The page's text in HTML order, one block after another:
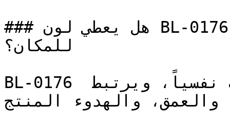
### هل يعطي لون BL-0176 إحساساً بالدفء أم البرودة
للمكان؟
BL-0176 هو من أكثر الألوان التي دُرست نفسياً، ويرتبط
والهدوء المنتج.